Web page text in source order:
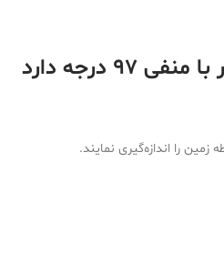
درجه دارد
را اندازه‌گیری نمایند.